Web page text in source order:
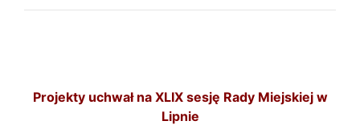
Projekty uchwał na XLIX sesję Rady Miejskiej w
Lipnie